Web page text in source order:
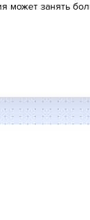
может занять
специалист
указанных
и